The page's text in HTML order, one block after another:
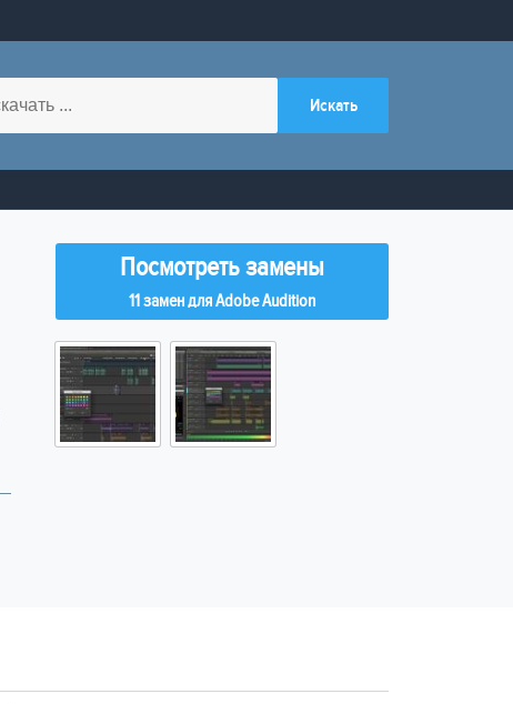
Посмотреть замены
11 замен для Adobe Audition